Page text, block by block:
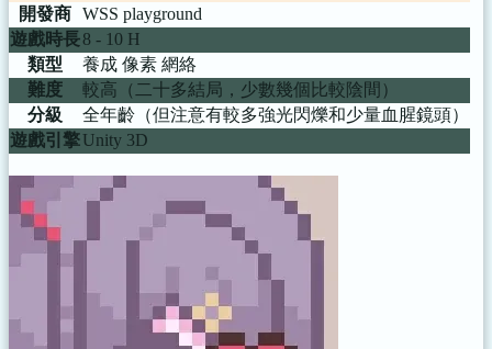
開發商 WSS playground
遊戲時長8 - 10 H
類型
養成 像素 網絡
難度
較高（二十多結局，少數幾個比較陰間）
分級
全年齡（但注意有較多強光閃爍和少量血腥鏡頭）
遊戲引擎Unity 3D